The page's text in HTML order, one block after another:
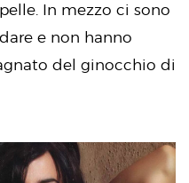
In mezzo ci sono
e non hanno
del ginocchio di